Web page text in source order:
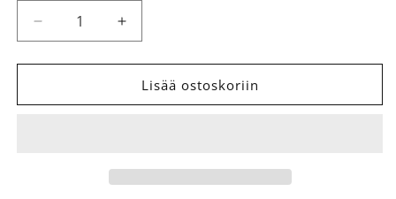
Vähennä tuotteen Virtsamaljan tiiviste Villa määrää
Lisää tuotteen Virtsamaljan tiiviste
Lisää ostoskoriin